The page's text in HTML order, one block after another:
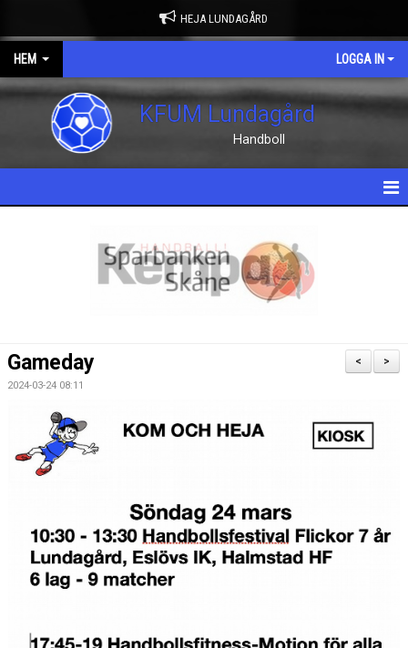
HEJA LUNDAGÅRD
HEM LOGGA IN
KFUM Lundagård
Handboll
KALENDER
BILDGALLERI
DOKUMENT
KLUBBSHOP
MATCHER
>
<
Gameday
2024-03-24 08:11